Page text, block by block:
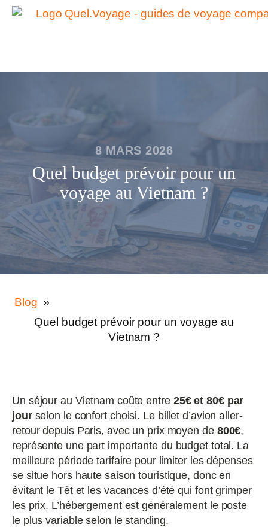
8 MARS 2026
Quel budget prévoir pour un
voyage au Vietnam ?
Blog »
Quel budget prévoir pour un voyage au
Vietnam ?
Un séjour au Vietnam coûte entre 25€ et 80€ par
jourselon le confort choisi. Le billet d’avion aller-
retour depuis Paris, avec un prix moyen de 800€,
représente une part importante du budget total. La
meilleure période tarifaire pour limiter les dépenses
se situe hors haute saison touristique, donc en
évitant le Têt et les vacances d’été qui font grimper
les prix. L’hébergement est généralement le poste
le plus variable selon le standing.